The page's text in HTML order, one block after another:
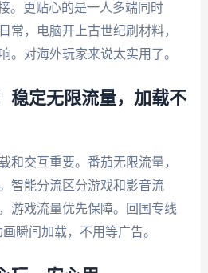
。更贴心的是一人多端同时
常，电脑开上古世纪刷材料，
。对海外玩家来说太实用了。
稳定无限流量，加载不
和交互重要。番茄无限流量，
智能分流区分游戏和影音流
游戏流量优先保障。回国专线
瞬间加载，不用等广告。